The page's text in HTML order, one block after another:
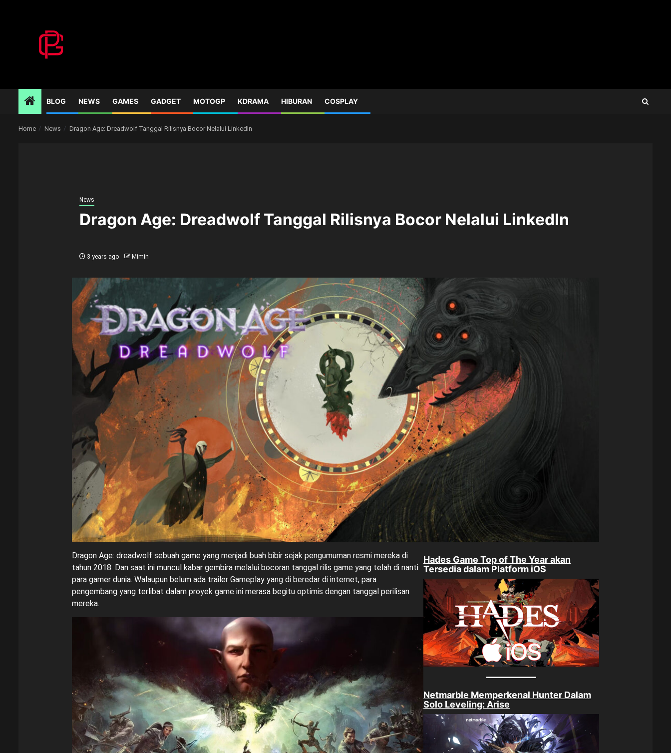
BLOG NEWS GAMES GADGET MOTOGP KDRAMA HIBURAN COSPLAY
Home News Dragon Age: Dreadwolf Tanggal Rilisnya Bocor Nelalui LinkedIn
News
Dragon Age: Dreadwolf Tanggal Rilisnya Bocor Nelalui LinkedIn
3 years ago Mimin
Dragon Age: dreadwolf sebuah game yang menjadi buah bibir sejak pengumuman resmi mereka di
tahun 2018. Dan saat ini muncul kabar gembira melalui bocoran tanggal rilis game yang telah di nanti
para gamer dunia. Walaupun belum ada trailer Gameplay yang di beredar di internet, para
pengembang yang terlibat dalam proyek game ini merasa begitu optimis dengan tanggal perilisan
mereka.
Hades Game Top of The Year akan
Tersedia dalam Platform iOS
Netmarble Memperkenal Hunter Dalam
Solo Leveling: Arise